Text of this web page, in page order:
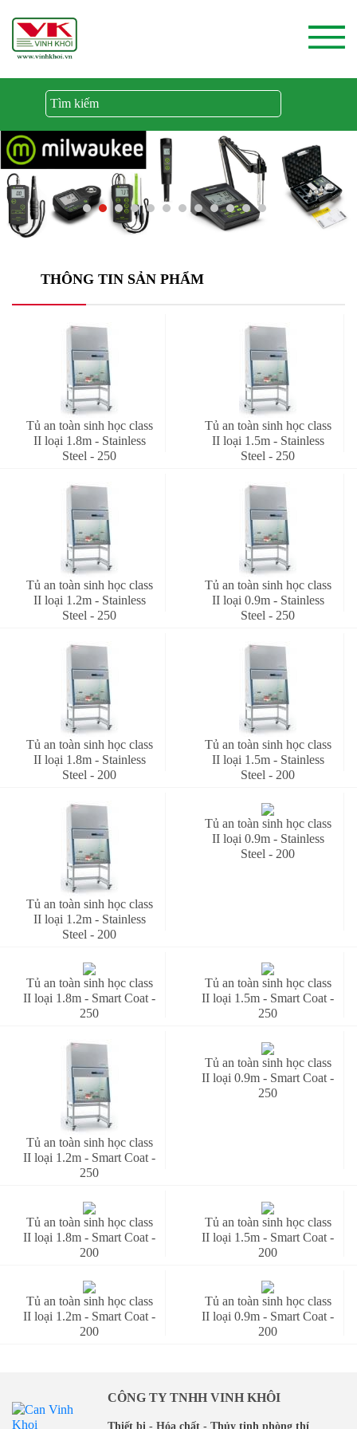
THÔNG TIN SẢN PHẨM
Tủ an toàn sinh học class
II loại 1.8m - Stainless
Steel - 250
Tủ an toàn sinh học class
II loại 1.5m - Stainless
Steel - 250
Tủ an toàn sinh học class
II loại 1.2m - Stainless
Steel - 250
Tủ an toàn sinh học class
II loại 0.9m - Stainless
Steel - 250
Tủ an toàn sinh học class
II loại 1.8m - Stainless
Steel - 200
Tủ an toàn sinh học class
II loại 1.5m - Stainless
Steel - 200
Tủ an toàn sinh học class
II loại 1.2m - Stainless
Steel - 200
Tủ an toàn sinh học class
II loại 0.9m - Stainless
Steel - 200
Tủ an toàn sinh học class
II loại 1.8m - Smart Coat -
250
Tủ an toàn sinh học class
II loại 1.5m - Smart Coat -
250
Tủ an toàn sinh học class
II loại 1.2m - Smart Coat -
250
Tủ an toàn sinh học class
II loại 0.9m - Smart Coat -
250
Tủ an toàn sinh học class
II loại 1.8m - Smart Coat -
200
Tủ an toàn sinh học class
II loại 1.5m - Smart Coat -
200
Tủ an toàn sinh học class
II loại 1.2m - Smart Coat -
200
Tủ an toàn sinh học class
II loại 0.9m - Smart Coat -
200
CÔNG TY TNHH VINH KHÔI
Thiết bị - Hóa chất - Thủy tinh phòng thí